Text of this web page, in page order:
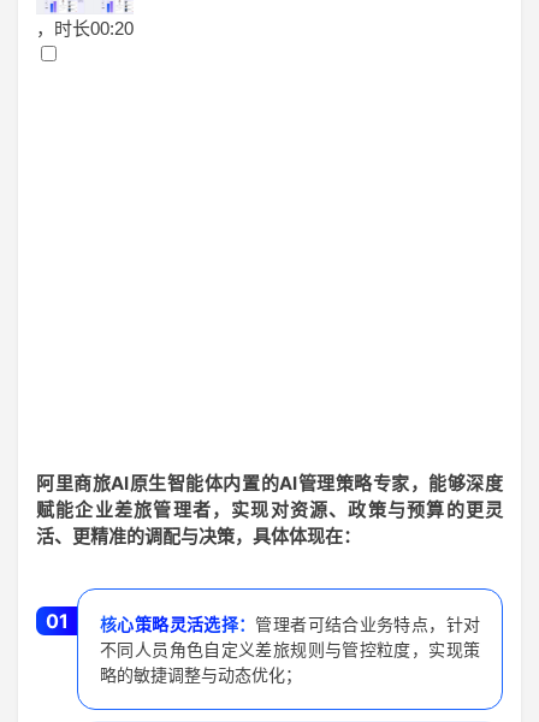
，时长00:20
阿里商旅AI原生智能体内置的AI管理策略专家，能够深度
赋能企业差旅管理者，实现对资源、政策与预算的更灵
活、更精准的调配与决策，具体体现在：
01 核心策略灵活选择：管理者可结合业务特点，针对
不同人员角色自定义差旅规则与管控粒度，实现策
略的敏捷调整与动态优化；